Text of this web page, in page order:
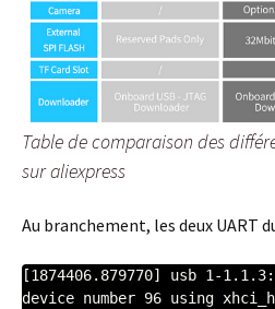
Table de comparaison des
sur aliexpress
Au branchement, les deux UART
[1874406.879770] usb 1-
device number 96 using